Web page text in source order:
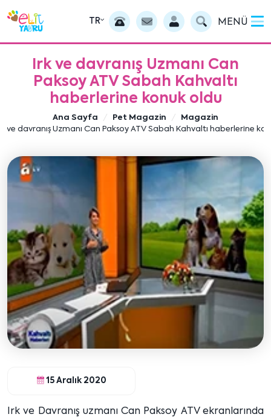
TR MENÜ
Irk ve davranış Uzmanı Can
Paksoy ATV Sabah Kahvaltı
haberlerine konuk oldu
Ana Sayfa Pet Magazin
Magazin
ve davranış Uzmanı Can Paksoy ATV Sabah Kahvaltı haberlerine
15 Aralık 2020
Irk ve Davranış uzmanı Can Paksoy ATV ekranlarında